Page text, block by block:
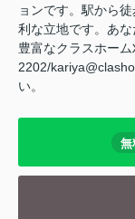
ョンです。駅から
利な立地です。あ
豊富なクラスホー
2202/
い。
無